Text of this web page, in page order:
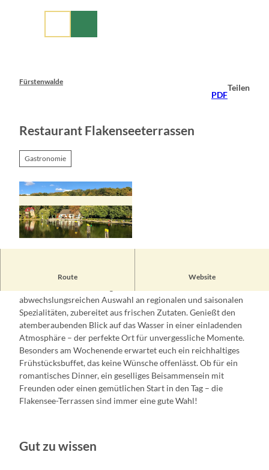
Fürstenwalde
PDF
Teilen
Restaurant Flakenseeterrassen
Gastronomie
Route Website
Entdecke das kulinarisches Paradies direkt am malerischen
abwechslungsreichen Auswahl an regionalen und saisonalen
Spezialitäten, zubereitet aus frischen Zutaten. Genießt den
atemberaubenden Blick auf das Wasser in einer einladenden
Atmosphäre – der perfekte Ort für unvergessliche Momente.
Besonders am Wochenende erwartet euch ein reichhaltiges
Frühstücksbuffet, das keine Wünsche offenlässt. Ob für ein
romantisches Dinner, ein geselliges Beisammensein mit
Freunden oder einen gemütlichen Start in den Tag – die
Flakensee-Terrassen sind immer eine gute Wahl!
Gut zu wissen